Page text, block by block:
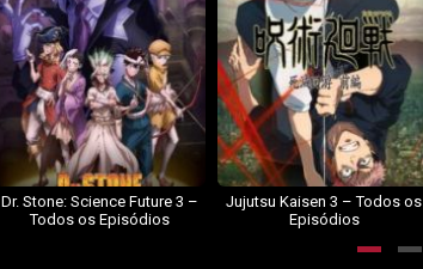
Dr. Stone: Science Future 3 –
Todos os Episódios
Jujutsu Kaisen 3 – Todos os
Episódios